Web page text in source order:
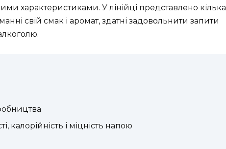
характеристиками. У лінійці представлено кілька
свій смак і аромат, здатні задовольнити запити
калорійність і міцність напою